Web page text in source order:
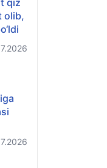
qiz
olib,